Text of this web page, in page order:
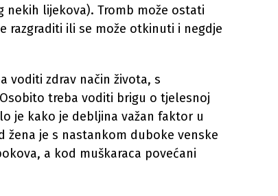
nekih lijekova). Tromb može ostati
razgraditi ili se može otkinuti i negdje
voditi zdrav način života, s
treba voditi brigu o tjelesnoj
je kako je debljina važan faktor u
žena je s nastankom duboke venske
a kod muškaraca povećani